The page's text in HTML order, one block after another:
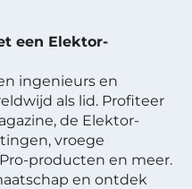
een Elektor-
ingenieurs en
als lid. Profiteer
de Elektor-
vroege
producten en meer.
en ontdek